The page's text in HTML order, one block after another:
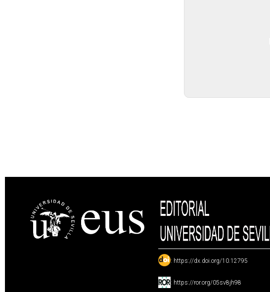
: https://dx.doi.org/10.12795
: https://ror.org/05sv8jh98